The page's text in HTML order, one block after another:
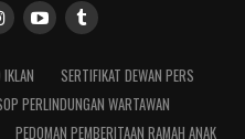
IKLAN
SERTIFIKAT DEWAN PERS
PERLINDUNGAN WARTAWAN
PEDOMAN PEMBERITAAN RAMAH ANAK